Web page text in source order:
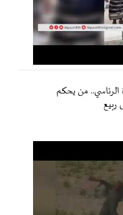
من يحكم
ربيع